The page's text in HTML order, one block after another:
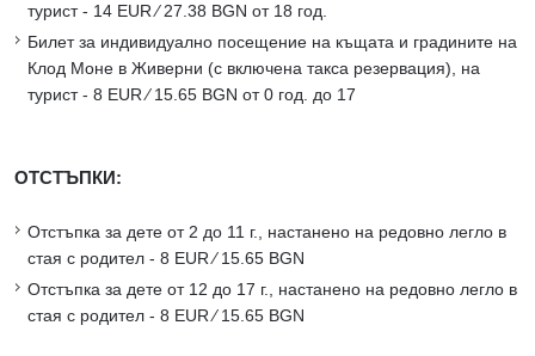
турист - 14 EUR ∕ 27.38 BGN от 18 год.
Билет за индивидуално посещение на къщата и градините на
Клод Моне в Живерни (с включена такса резервация), на
турист - 8 EUR ∕ 15.65 BGN от 0 год. до 17
ОТСТЪПКИ:
Отстъпка за дете от 2 до 11 г., настанено на редовно легло в
стая с родител - 8 EUR ∕ 15.65 BGN
Отстъпка за дете от 12 до 17 г., настанено на редовно легло в
стая с родител - 8 EUR ∕ 15.65 BGN